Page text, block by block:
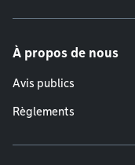
À propos de nous
Avis publics
Règlements